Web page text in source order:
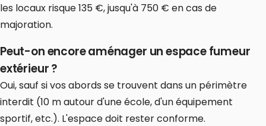
les locaux risque 135 €, jusqu'à 750 € en cas de
majoration.
Peut-on encore aménager un espace fumeur
extérieur ?
Oui, sauf si vos abords se trouvent dans un périmètre
interdit (10 m autour d'une école, d'un équipement
sportif, etc.). L'espace doit rester conforme.